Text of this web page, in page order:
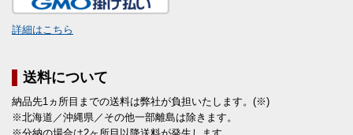
詳細はこちら
送料について
納品先1ヵ所目までの送料は弊社が負担いたします。(※)
※北海道／沖縄県／その他一部離島は除きます。